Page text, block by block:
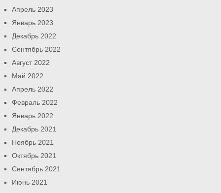
Апрель 2023
Январь 2023
Декабрь 2022
Сентябрь 2022
Август 2022
Май 2022
Апрель 2022
Февраль 2022
Январь 2022
Декабрь 2021
Ноябрь 2021
Октябрь 2021
Сентябрь 2021
Июнь 2021